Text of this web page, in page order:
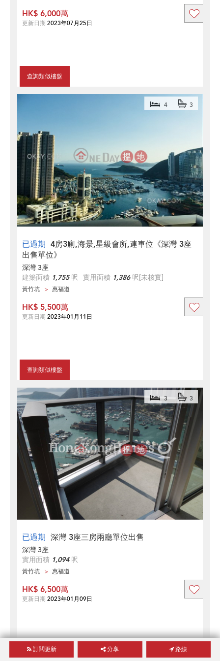
查詢類似樓盤
HK$ 6,000萬
更新日期 2023年07月25日
已過期 4房3廁,海景,星級會所,連車位《深灣 3座
出售單位》
4 3
深灣 3座
建築面積 1,755呎 實用面積 1,386呎[未核實]
黃竹坑 惠福道
查詢類似樓盤
HK$ 5,500萬
更新日期 2023年01月11日
已過期 深灣 3座三房兩廳單位出售
3 3
深灣 3座
實用面積 1,094呎
黃竹坑 惠福道
查詢類似樓盤
HK$ 6,500萬
更新日期 2023年01月09日
訂閱更新 分享 路線